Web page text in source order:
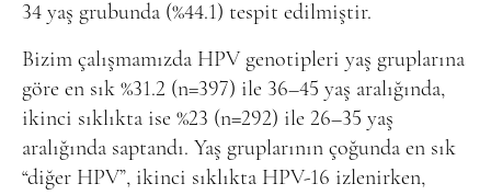
34 yaş grubunda (%44.1) tespit edilmiştir.
Bizim çalışmamızda HPV genotipleri yaş gruplarına
göre en sık %31.2 (n=397) ile 36–45 yaş aralığında,
ikinci sıklıkta ise %23 (n=292) ile 26–35 yaş
aralığında saptandı. Yaş gruplarının çoğunda en sık
“diğer HPV”, ikinci sıklıkta HPV-16 izlenirken,